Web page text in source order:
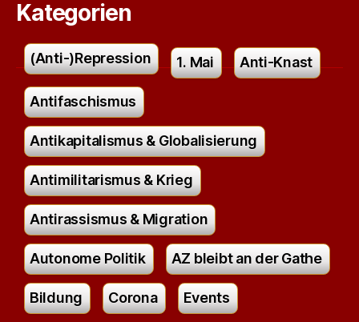
Kategorien
(Anti-)Repression 1. Mai Anti-Knast
Antifaschismus
Antikapitalismus & Globalisierung
Antimilitarismus & Krieg
Antirassismus & Migration
Autonome Politik AZ bleibt an der Gathe
Bildung Corona Events